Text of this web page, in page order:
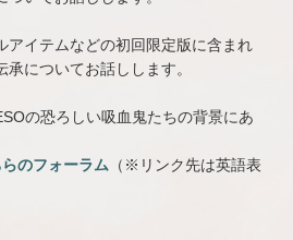
アイテムなどの初回限定版に含まれ
についてお話しします。
の恐ろしい吸血鬼たちの背景にあ
のフォーラム （※リンク先は英語表